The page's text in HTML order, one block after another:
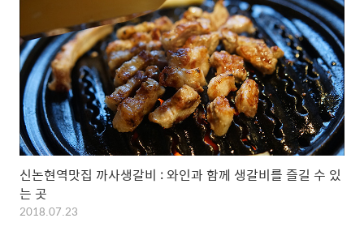
신논현역맛집 까사생갈비 : 와인과 함께 생갈비를 즐길 수 있
는 곳
2018.07.23